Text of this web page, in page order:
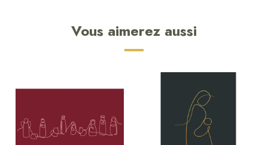
Vous aimerez aussi